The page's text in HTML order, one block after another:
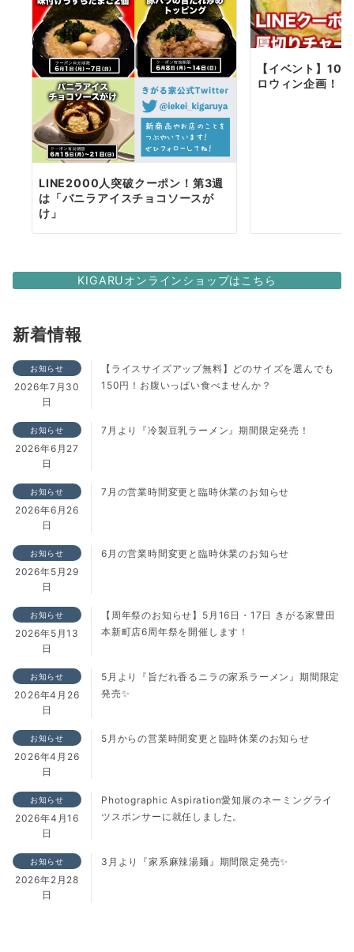
LINE2000人突破クーポン！第3週
は「バニラアイスチョコソースが
け」
【イベント】10
ロウィン企画！
KIGARUオンラインショップはこちら
新着情報
お知らせ
2026年7月30
日
【ライスサイズアップ無料】どのサイズを選んでも
150円！お腹いっぱい食べませんか？
お知らせ
2026年6月27
日
7月より『冷製豆乳ラーメン』期間限定発売！
お知らせ
2026年6月26
日
7月の営業時間変更と臨時休業のお知らせ
お知らせ
2026年5月29
日
6月の営業時間変更と臨時休業のお知らせ
お知らせ
2026年5月13
日
【周年祭のお知らせ】5月16日・17日 きがる家豊田
本新町店6周年祭を開催します！
お知らせ
2026年4月26
日
5月より『旨だれ香るニラの家系ラーメン』期間限定
発売✨
お知らせ
2026年4月26
日
5月からの営業時間変更と臨時休業のお知らせ
お知らせ
2026年4月16
日
Photographic Aspiration愛知展のネーミングライ
ツスポンサーに就任しました。
お知らせ
2026年2月28
日
3月より『家系麻辣湯麺』期間限定発売✨